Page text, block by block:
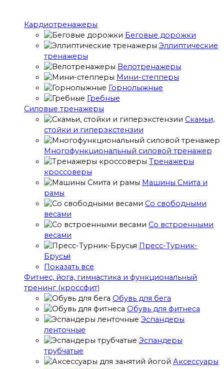
Кардиотренажеры
Беговые дорожки
Эллиптические
тренажеры
Велотренажеры
Мини-степперы
Горнолыжные
Гребные
Cиловые тренажеры
Скамьи,
стойки и гиперэкстензии
Многофункциональный силовой тренажер
Тренажеры
кроссоверы
Машины Смита и
рамы
Со свободными
весами
Со встроенными
весами
Пресс-Турник-
Брусья
Показать все
Фитнес, йога, гимнастика и функциональный
тренинг (кроссфит)
Обувь для бега
Обувь для фитнеса
Эспандеры
ленточные
Эспандеры
трубчатые
Аксессуары